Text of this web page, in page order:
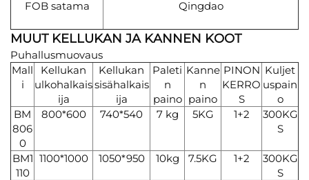
FOB satama Qingdao
MUUT KELLUKAN JA KANNEN KOOT
Puhallusmuovaus
Mall
i
Kellukan
ulkohalkais
ija
Kellukan
sisähalkais
ija
Paleti
n
paino
Kanne
n
paino
PINON
KERRO
S
Kuljet
uspain
o
BM
806
0
800*600 740*540 7 kg 5KG 1+2
300KG
S
BM1
110
1100*1000 1050*950 10kg 7.5KG 1+2
300KG
S